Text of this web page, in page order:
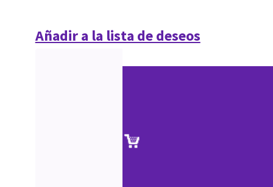
Añadir a la lista de deseos